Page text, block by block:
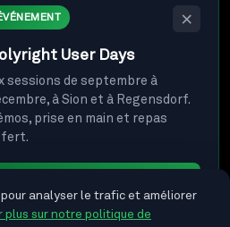
pour analyser le trafic et améliorer
plus sur notre politique de
Protection des données
nous
×
User Days
sessions de septembre à
à Sion et à Regensdorf.
prise en main et repas